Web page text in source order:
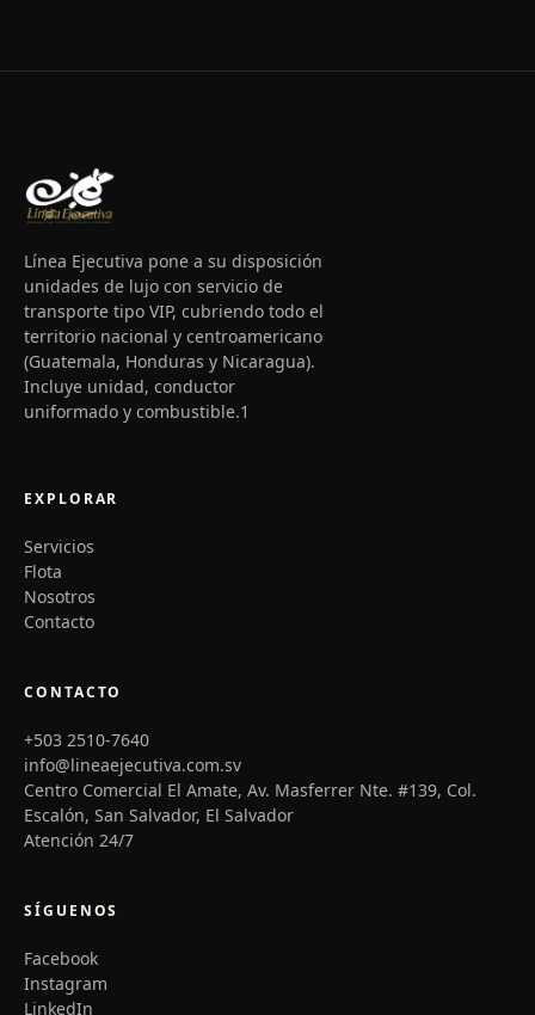
Línea Ejecutiva pone a su disposición
unidades de lujo con servicio de
transporte tipo VIP, cubriendo todo el
territorio nacional y centroamericano
(Guatemala, Honduras y Nicaragua).
Incluye unidad, conductor
uniformado y combustible.1
EXPLORAR
Servicios
Flota
Nosotros
Contacto
CONTACTO
+503 2510-7640
info@lineaejecutiva.com.sv
Centro Comercial El Amate, Av. Masferrer Nte. #139, Col.
Escalón, San Salvador, El Salvador
Atención 24/7
SÍGUENOS
Facebook
Instagram
LinkedIn